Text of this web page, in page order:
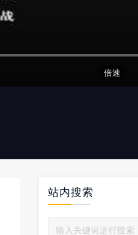
倍速
站内搜索